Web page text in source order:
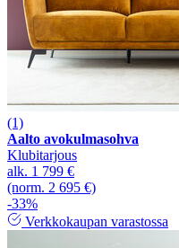
(1)
Aalto avokulmasohva
Klubitarjous
alk. 1 799 €
(norm. 2 695 €)
-33%
Verkkokaupan varastossa